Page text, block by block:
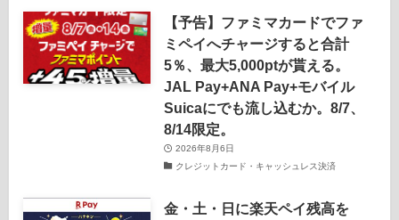
【予告】ファミマカードでファ
ミペイへチャージすると合計
5％、最大5,000ptが貰える。
JAL Pay+ANA Pay+モバイル
Suicaにでも流し込むか。8/7、
8/14限定。
2026年8月6日
クレジットカード・キャッシュレス決済
金・土・日に楽天ペイ残高を